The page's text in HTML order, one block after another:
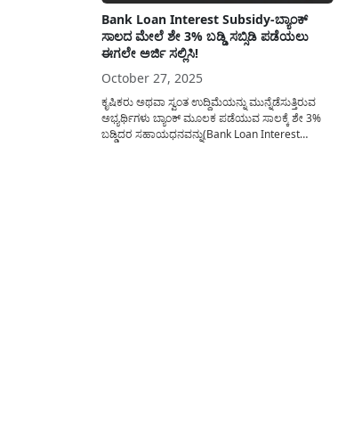
Bank Loan Interest Subsidy-ಬ್ಯಾಂಕ್
ಸಾಲದ ಮೇಲೆ ಶೇ 3% ಬಡ್ಡಿ ಸಬ್ಸಿಡಿ ಪಡೆಯಲು
ಈಗಲೇ ಅರ್ಜಿ ಸಲ್ಲಿಸಿ!
October 27, 2025
ಕೃಷಿಕರು ಅಥವಾ ಸ್ವಂತ ಉದ್ದಿಮೆಯನ್ನು ಮುನ್ನೆಡೆಸುತ್ತಿರುವ
ಅಭ್ಯರ್ಥಿಗಳು ಬ್ಯಾಂಕ್ ಮೂಲಕ ಪಡೆಯುವ ಸಾಲಕ್ಕೆ ಶೇ 3%
ಬಡ್ಡಿದರ ಸಹಾಯಧನವನ್ನು(Bank Loan Interest